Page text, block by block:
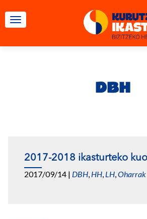
TOGGLE NAVIGATION
DBH
2017-2018 ikasturteko
2017/09/14 | DBH, HH, LH,Oharrak